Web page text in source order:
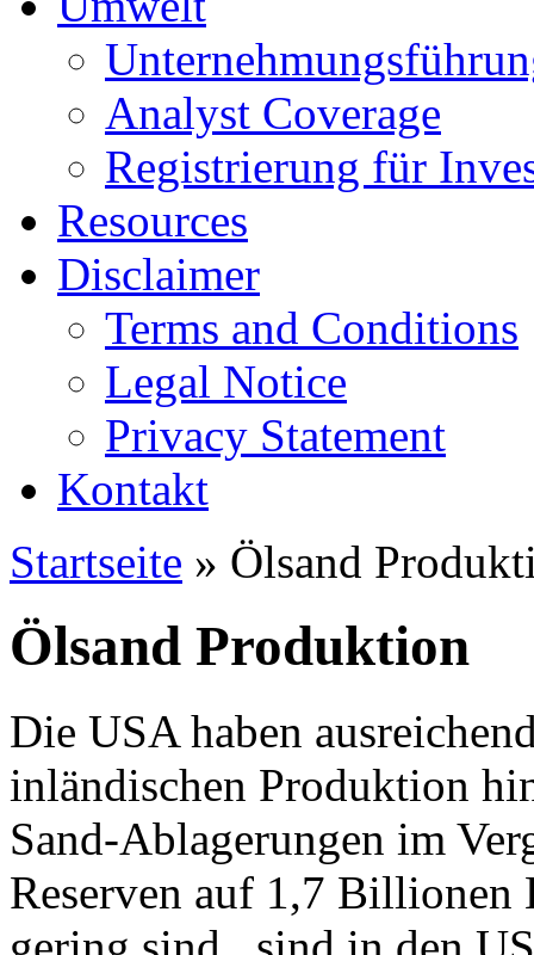
Analyst Coverage
Registrierung für
Resources
Disclaimer
Terms and Conditions
Legal Notice
Privacy Statement
Kontakt
Startseite » Ölsand
Ölsand Produktion
Die USA haben
inländischen Produktion
Sand-Ablagerungen im
Reserven auf 1,7 Billionen